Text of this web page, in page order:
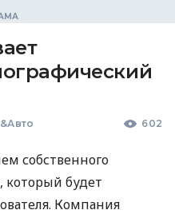
602
собственного
который будет
Компания